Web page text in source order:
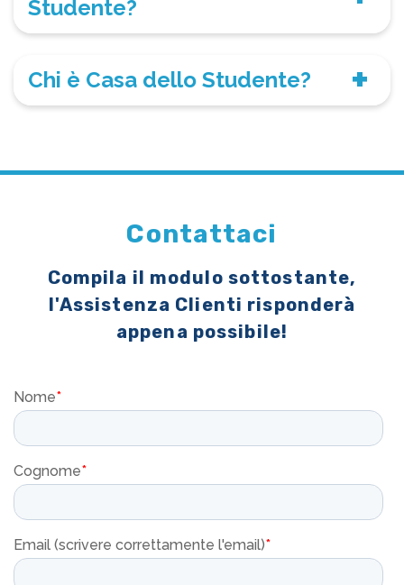
Studente?
Chi è Casa dello Studente?
Contattaci
Compila il modulo sottostante,
l'Assistenza Clienti risponderà
appena possibile!